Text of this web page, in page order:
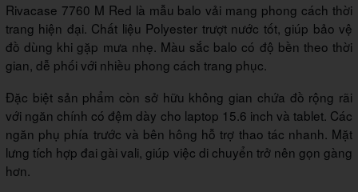
Rivacase 7760 M Red là mẫu balo vải mang phong cách thời
trang hiện đại. Chất liệu Polyester trượt nước tốt, giúp bảo vệ
đồ dùng khi gặp mưa nhẹ. Màu sắc balo có độ bền theo thời
gian, dễ phối với nhiều phong cách trang phục.
Đặc biệt sản phẩm còn sở hữu không gian chứa đồ rộng rãi
với ngăn chính có đệm dày cho laptop 15.6 inch và tablet. Các
ngăn phụ phía trước và bên hông hỗ trợ thao tác nhanh. Mặt
lưng tích hợp đai gài vali, giúp việc di chuyển trở nên gọn gàng
hơn.